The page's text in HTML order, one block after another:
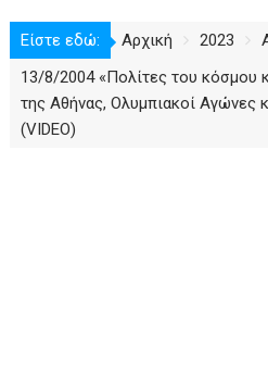
Είστε εδώ: Αρχική 2023
13/8/2004 «Πολίτες του κόσμου
της Αθήνας, Ολυμπιακοί Αγώνες
(VIDEO)